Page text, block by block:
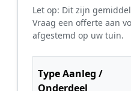
Let op: Dit zijn
Vraag een offerte aan
afgestemd op uw tuin.
Type Aanleg /
Onderdeel